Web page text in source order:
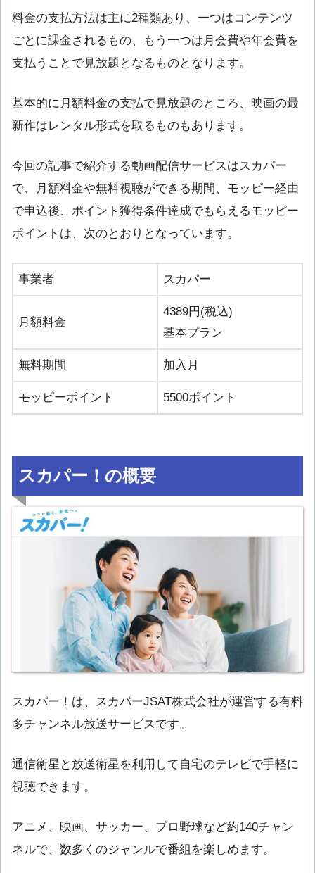
料金の支払方法は主に2種類あり、一つはコンテンツ
ごとに課金されるもの、もう一つは 月会費や年会費を
支払うことで見放題 となるものとなります。
基本的に月額料金の支払で見放題のところ、映画の最
新作はレンタル形式を取るものもあります。
今回の記事で紹介する動画配信サービスはスカパー
で、月額料金や無料視聴ができる期間、モッピー経由
で申込後、ポイント獲得条件達成でもらえるモッピー
ポイントは、次のとおりとなっています。
事業者 スカパー
月額料金
4389円(税込)
基本プラン
無料期間 加入月
モッピーポイント 5500ポイント
スカパー！の概要
スカパー！は、スカパーJSAT株式会社が運営する有料
多チャンネル放送サービスです。
通信衛星と放送衛星を利用して自宅のテレビで手軽に
視聴できます。
アニメ、映画、サッカー、プロ野球など約140チャン
ネルで、数多くのジャンルで番組を楽しめます。